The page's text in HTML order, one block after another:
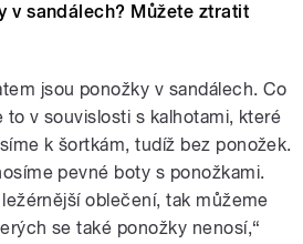
v sandálech? Můžete ztratit
jsou ponožky v sandálech. Co
to v souvislosti s kalhotami, které
k šortkám, tudíž bez ponožek.
pevné boty s ponožkami.
oblečení, tak můžeme
se také ponožky nenosí,“